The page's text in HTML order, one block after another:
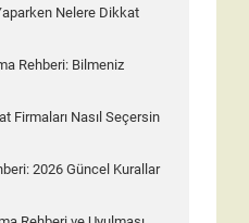
Nelere Dikkat
Rehberi: Bilmeniz
Firmaları Nasıl Seçersin
2026 Güncel Kurallar